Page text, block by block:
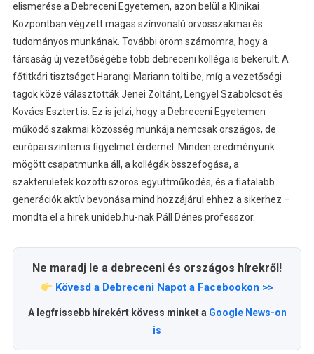
elismerése a Debreceni Egyetemen, azon belül a Klinikai
Központban végzett magas színvonalú orvosszakmai és
tudományos munkának. További öröm számomra, hogy a
társaság új vezetőségébe több debreceni kolléga is bekerült. A
főtitkári tisztséget Harangi Mariann tölti be, míg a vezetőségi
tagok közé választották Jenei Zoltánt, Lengyel Szabolcsot és
Kovács Esztert is. Ez is jelzi, hogy a Debreceni Egyetemen
működő szakmai közösség munkája nemcsak országos, de
európai szinten is figyelmet érdemel. Minden eredményünk
mögött csapatmunka áll, a kollégák összefogása, a
szakterületek közötti szoros együttműködés, és a fiatalabb
generációk aktív bevonása mind hozzájárul ehhez a sikerhez –
mondta el a hirek.unideb.hu-nak Páll Dénes professzor.
Ne maradj le a debreceni és országos hírekről!
Kövesd a Debreceni Napot a Facebookon >>
A legfrissebb hírekért kövess minket a Google News-on
is